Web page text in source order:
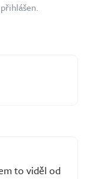
to viděl od